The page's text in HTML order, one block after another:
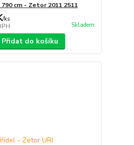
cm - Zetor 2011 2511
/ks
Skladem
Přidat do košíku